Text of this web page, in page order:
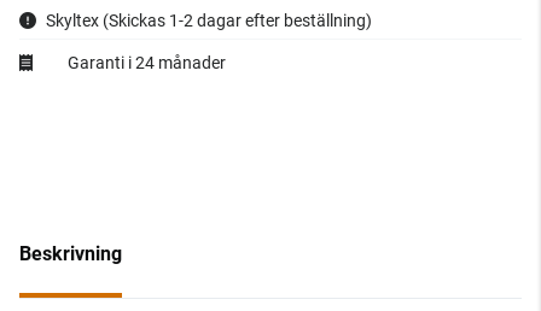
Skyltex (Skickas 1-2 dagar efter beställning)
Garanti i 24 månader
Beskrivning